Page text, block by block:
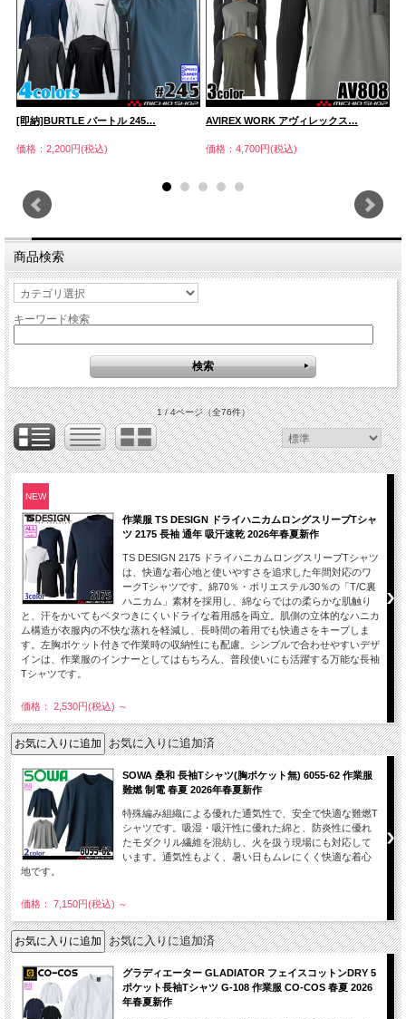
[即納]BURTLE バートル 245…
価格：2,200円(税込)
AVIREX WORK アヴィレックス…
価格：4,700円(税込)
商品検索
キーワード検索
1 / 4ページ（全76件）
NEW
作業服 TS DESIGN ドライハニカムロングスリーブTシャ
ツ 2175 長袖 通年 吸汗速乾 2026年春夏新作
TS DESIGN 2175 ドライハニカムロングスリーブTシャツ
は、快適な着心地と使いやすさを追求した年間対応のワ
ークTシャツです。綿70％・ポリエステル30％の「T/C裏
ハニカム」素材を採用し、綿ならではの柔らかな肌触り
と、汗をかいてもベタつきにくいドライな着用感を両立。肌側の立体的なハニカ
ム構造が衣服内の不快な蒸れを軽減し、長時間の着用でも快適さをキープしま
す。左胸ポケット付きで作業時の収納性にも配慮。シンプルで合わせやすいデザ
インは、作業服のインナーとしてはもちろん、普段使いにも活躍する万能な長袖
Tシャツです。
価格： 2,530円(税込) ～
お気に入りに追加済
SOWA 桑和 長袖Tシャツ(胸ポケット無) 6055-62 作業服
難燃 制電 春夏 2026年春夏新作
特殊編み組織による優れた通気性で、安全で快適な難燃T
シャツです。吸湿・吸汗性に優れた綿と、防炎性に優れ
たモダクリル繊維を混紡し、火を扱う現場にも対応して
います。通気性もよく、暑い日もムレにくく快適な着心
地です。
価格： 7,150円(税込) ～
お気に入りに追加済
グラディエーター GLADIATOR フェイスコットンDRY 5
ポケット長袖Tシャツ G-108 作業服 CO-COS 春夏 2026
年春夏新作